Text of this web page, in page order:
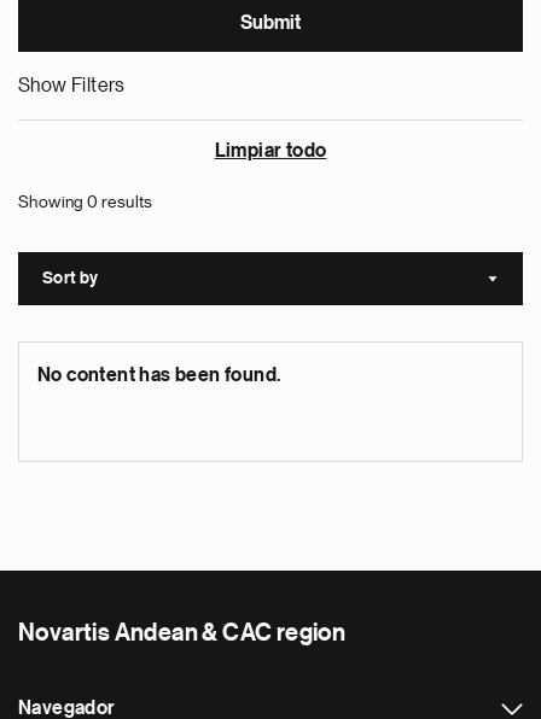
Show Filters
Limpiar todo
Showing 0 results
Sort by Sort
No content has been found.
Novartis Andean & CAC region
Navegador